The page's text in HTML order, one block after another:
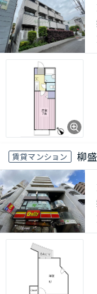
賃貸マンション 柳